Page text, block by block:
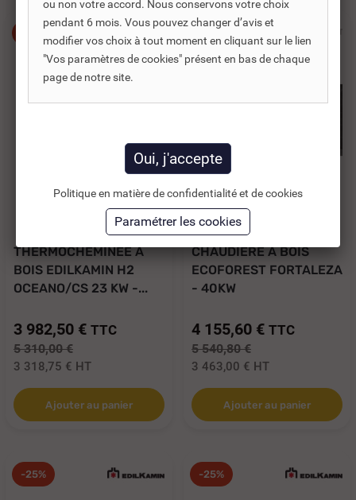
-25%
484722
THERMOCHEMINÉE À
BOIS EDILKAMIN H2
OCEANO/CS 23 KW -...
3 982,50 € TTC
5 310,00 €
3 318,75 € HT
Ajouter au panier
-25%
Réf. DNC :
CHAUDIÈRE À BOIS
ECOFOREST FORTALEZA
- 40KW
4 155,60 € TTC
5 540,80 €
3 463,00 € HT
Ajouter au panier
-25% -25%
ou non votre accord. Nous conservons votre choix
pendant 6 mois. Vous pouvez changer d’avis et
modifier vos choix à tout moment en cliquant sur le lien
"Vos paramètres de cookies" présent en bas de chaque
page de notre site.
Politique en matière de confidentialité et de cookies